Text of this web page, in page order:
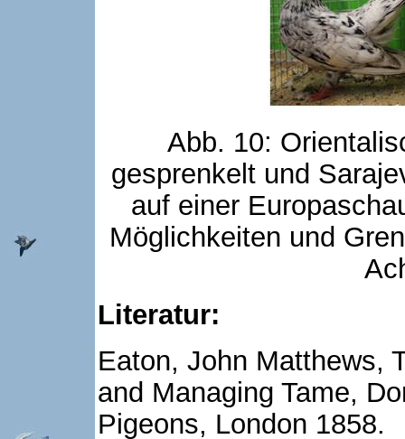
Abb. 10:
gesprenkelt und
auf einer
Möglichkeiten und
Literatur:
Eaton, John Matthews,
and Managing Tame,
Pigeons, London 1858.